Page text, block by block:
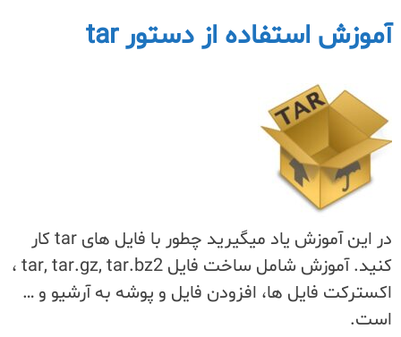
آموزش استفاده از دستور tar
در این آموزش یاد میگیرید چطور با فایل های tar کار
کنید. آموزش شامل ساخت فایل tar, tar.gz, tar.bz2 ،
اکسترکت فایل ها، افزودن فایل و پوشه به آرشیو و …
است.